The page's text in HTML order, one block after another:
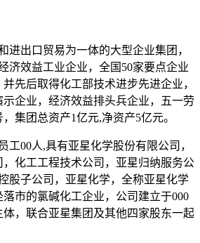
出口贸易为一体的大型企业集团，
济效益工业企业，全国50家要点企业
先后取得化工部技术进步先进企业，
企业，经济效益排头兵企业，五一劳
集团总资产1亿元,净资产5亿元。
00人,具有亚星化学股份有限公司，
化工工程技术公司，亚星归纳服务公
股子公司，亚星化学，全称亚星化学
市的氯碱化工企业，公司建立于000
，联合亚星集团及其他四家股东一起